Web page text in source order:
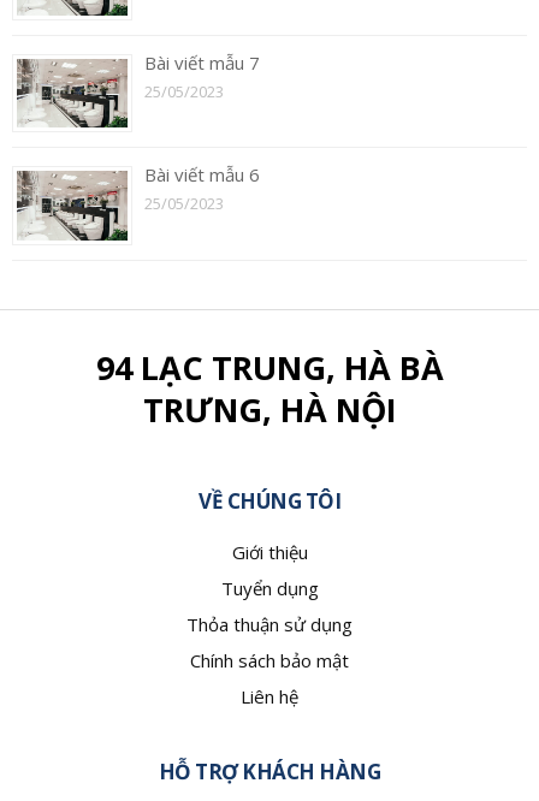
Bài viết mẫu 7
25/05/2023
Bài viết mẫu 6
25/05/2023
94 LẠC TRUNG, HÀ BÀ
TRƯNG, HÀ NỘI
VỀ CHÚNG TÔI
Giới thiệu
Tuyển dụng
Thỏa thuận sử dụng
Chính sách bảo mật
Liên hệ
HỖ TRỢ KHÁCH HÀNG